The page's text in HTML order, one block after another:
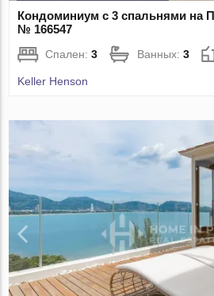
Кондоминиум с 3 спальнями на
№ 166547
Спален:3 Ванных:3
Keller Henson